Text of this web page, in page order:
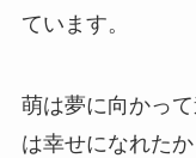
ています。
萌は夢に向かっ
は幸せになれた